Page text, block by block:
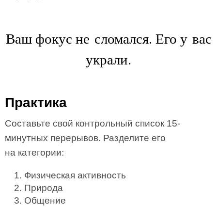
Ваш фокус не сломался. Его у вас
украли.
Практика
Составьте свой контрольный список 15-
минутных перерывов. Разделите его
на категории:
Физическая активность
Природа
Общение